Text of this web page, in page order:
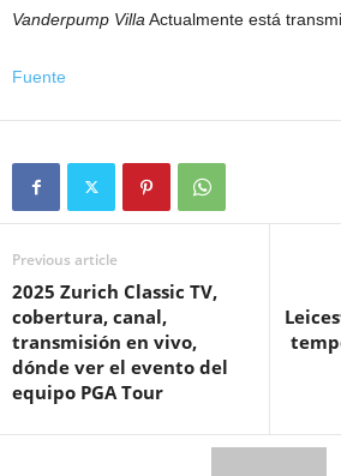
Vanderpump Villa Actualmente está
Fuente
Previous article
2025 Zurich Classic TV,
cobertura, canal,
transmisión en vivo,
dónde ver el evento del
equipo PGA Tour